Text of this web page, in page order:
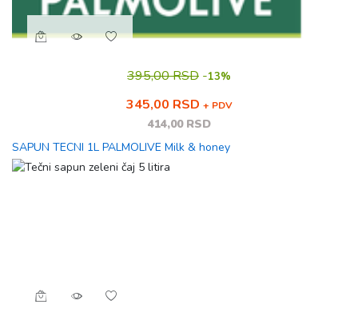
395,00 RSD -13%
345,00 RSD + PDV
414,00 RSD
SAPUN TECNI 1L PALMOLIVE Milk & honey